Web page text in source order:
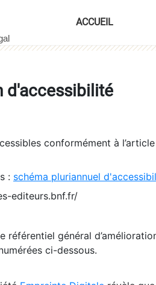
ACCUEIL
d'accessibilité
conformément à
: schéma pluriannuel
editeurs.bnf.fr/
général
ci-dessous.